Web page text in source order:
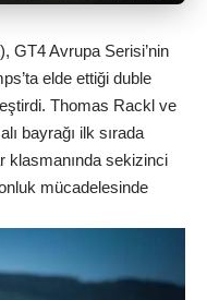
GT4 Avrupa Serisi’nin
elde ettiği duble
Thomas Rackl ve
bayrağı ilk sırada
klasmanında sekizinci
mücadelesinde